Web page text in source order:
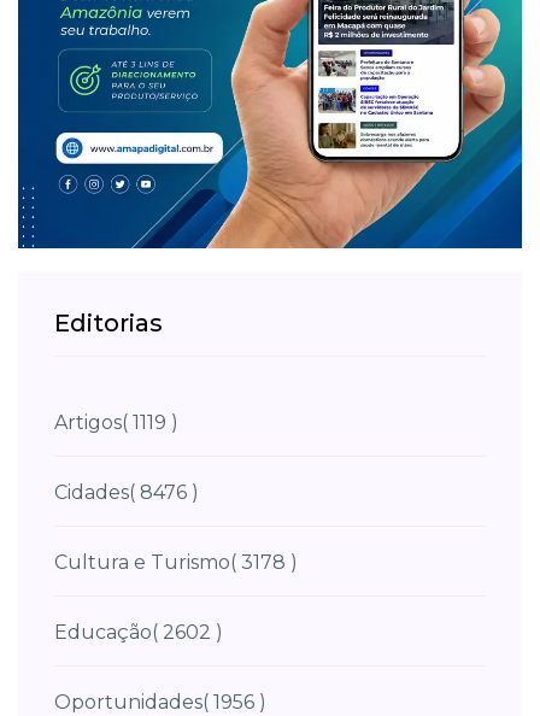
Editorias
Artigos( 1119 )
Cidades( 8476 )
Cultura e Turismo( 3178 )
Educação( 2602 )
Oportunidades( 1956 )